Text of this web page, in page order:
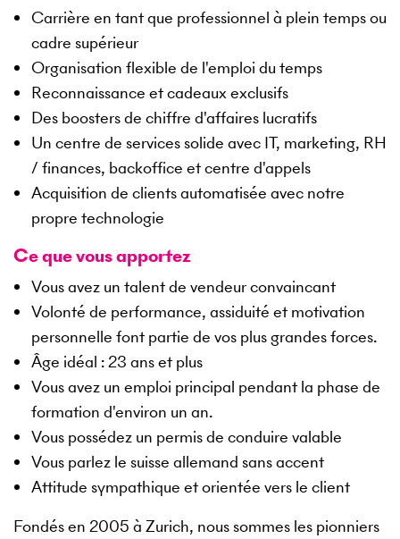
Carrière en tant que professionnel à plein temps ou
cadre supérieur
Organisation flexible de l'emploi du temps
Reconnaissance et cadeaux exclusifs
Des boosters de chiffre d'affaires lucratifs
Un centre de services solide avec IT, marketing, RH
/ finances, backoffice et centre d'appels
Acquisition de clients automatisée avec notre
propre technologie
Ce que vous apportez
Vous avez un talent de vendeur convaincant
Volonté de performance, assiduité et motivation
personnelle font partie de vos plus grandes forces.
Âge idéal : 23 ans et plus
Vous avez un emploi principal pendant la phase de
formation d'environ un an.
Vous possédez un permis de conduire valable
Vous parlez le suisse allemand sans accent
Attitude sympathique et orientée vers le client
Fondés en 2005 à Zurich, nous sommes les pionniers